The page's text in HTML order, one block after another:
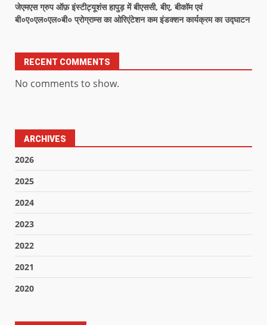
जेएमएस ग्रुप ऑफ़ इंस्टीट्यूशंस हापुड़ में बीएससी, बीए, बीकॉम एवं
बी०ए०एल०एल०बी० प्रोग्राम्स का ओरिएंटेशन कम इंडक्शन कार्यक्रम का उद्घाटन
RECENT COMMENTS
No comments to show.
ARCHIVES
2026
2025
2024
2023
2022
2021
2020